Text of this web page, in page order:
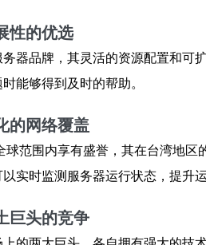
性的优选
器品牌，其灵活的资源配置和可
能够得到及时的帮助。
的网络覆盖
球范围内享有盛誉，其在台湾地
实时监测服务器运行状态，提升运
巨头的竞争